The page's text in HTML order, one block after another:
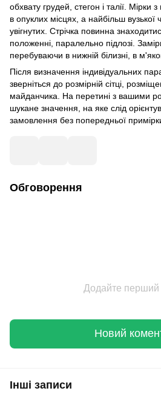
обхвату грудей, стегон і талії. Мірки
в опуклих місцях, а найбільш вузької
увігнутих. Стрічка повинна
положенні, паралельно підлозі.
перебуваючи в нижній білизні, в
Після визначення індивідуальних
зверніться до розмірній сітці,
майданчика. На перетині з вашими
шукане значення, на яке слід
замовлення без попередньої
Обговорення
Додайте перший
Новий
Інші записи